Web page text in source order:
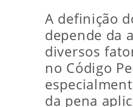
A definição
depende da
diversos
no Código
da pena